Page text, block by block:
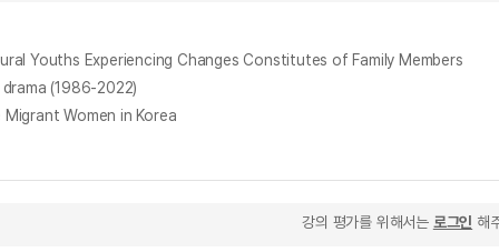
Youths Experiencing Changes Constitutes of Family Members
drama (1986-2022)
Migrant Women in Korea
강의 평가를 위해서는 로그인 해